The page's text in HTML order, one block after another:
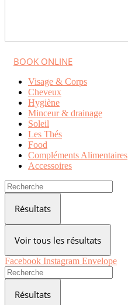
BOOK ONLINE
Visage & Corps
Cheveux
Hygiène
Minceur & drainage
Soleil
Les Thés
Food
Compléments Alimentaires
Accessoires
Search
...
Résultats
Voir tous les résultats
Facebook Instagram Envelope
Search
...
Résultats